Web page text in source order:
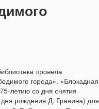
провела
города». «Блокадная
летию со дня снятия
рождения Д. Гранина) для